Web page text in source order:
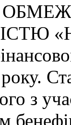
року.
з